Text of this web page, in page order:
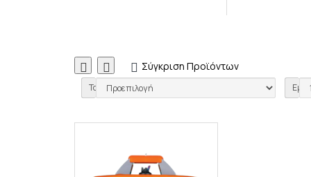
Σύγκριση Προϊόντων
Ταξινόμηση: